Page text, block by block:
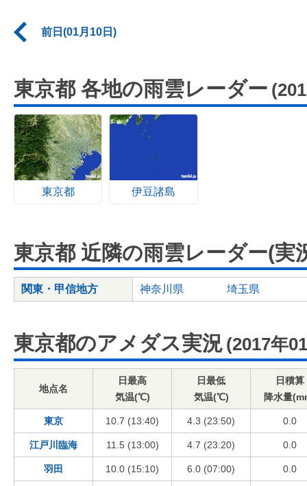
前日(01月10日)
東京都 各地の雨雲レーダー
東京都 伊豆諸島
東京都 近隣の雨雲レーダー(実
関東・甲信地方 神奈川県 埼玉県
東京都のアメダス実況 (2017年
地点名
日最高
気温(℃)
日最低
気温(℃)
日積算
降水量
東京 10.7 (13:40) 4.3 (23:50) 0.0
江戸川臨海 11.5 (13:00) 4.7 (23:20) 0.0
羽田 10.0 (15:10) 6.0 (07:00) 0.0